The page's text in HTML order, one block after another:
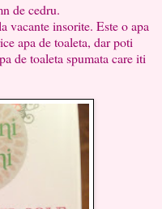
de cedru.
insorite. Este o apa
apa de toaleta, dar poti
de toaleta spumata care iti